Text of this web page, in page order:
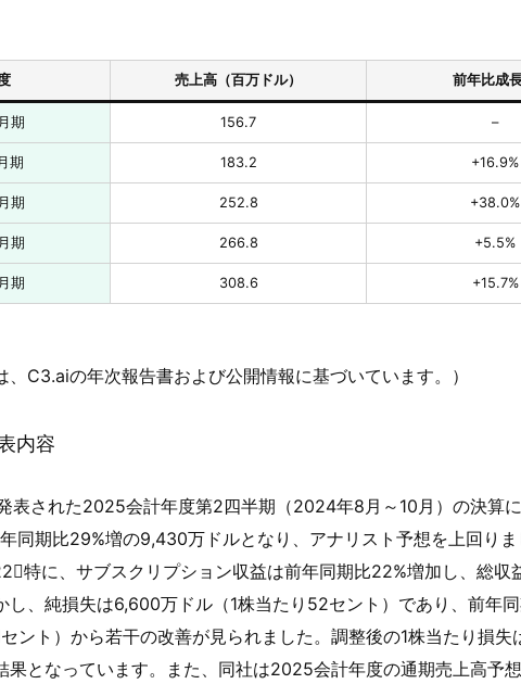
売上高（百万ドル） 前年比成
期 156.7 –
期 183.2 +16.9%
期 252.8 +38.0%
期 266.8 +5.5%
期 308.6 +15.7%
、C3.aiの年次報告書および公開情報に基づいています。）
内容
表された2025会計年度第2四半期（2024年8月～10月）の決算に
同期比29%増の9,430万ドルとなり、アナリスト予想を上回りま
特に、サブスクリプション収益は前年同期比22%増加し、総収
し、純損失は6,600万ドル（1株当たり52セント）であり、前年
ント）から若干の改善が見られました。調整後の1株当たり損失
果となっています。また、同社は2025会計年度の通期売上高予